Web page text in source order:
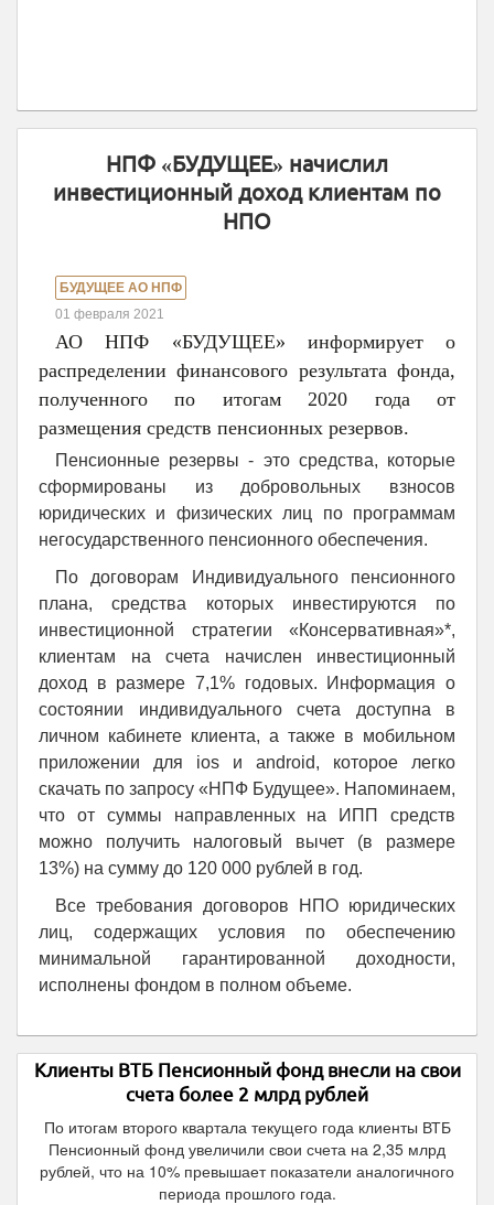
НПФ «БУДУЩЕЕ» начислил
инвестиционный доход клиентам по
НПО
БУДУЩЕЕ АО НПФ
01 февраля 2021
АО НПФ «БУДУЩЕЕ» информирует о
распределении финансового результата фонда,
полученного по итогам 2020 года от
размещения средств пенсионных резервов.
Пенсионные резервы - это средства, которые
сформированы из добровольных взносов
юридических и физических лиц по программам
негосударственного пенсионного обеспечения.
По договорам Индивидуального пенсионного
плана, средства которых инвестируются по
инвестиционной стратегии «Консервативная»*,
клиентам на счета начислен инвестиционный
доход в размере 7,1% годовых. Информация о
состоянии индивидуального счета доступна в
личном кабинете клиента, а также в мобильном
приложении для ios и android, которое легко
скачать по запросу «НПФ Будущее». Напоминаем,
что от суммы направленных на ИПП средств
можно получить налоговый вычет (в размере
13%) на сумму до 120 000 рублей в год.
Все требования договоров НПО юридических
лиц, содержащих условия по обеспечению
минимальной гарантированной доходности,
исполнены фондом в полном объеме.
Клиенты ВТБ Пенсионный фонд внесли на свои
счета более 2 млрд рублей
По итогам второго квартала текущего года клиенты ВТБ
Пенсионный фонд увеличили свои счета на 2,35 млрд
рублей, что на 10% превышает показатели аналогичного
периода прошлого года.